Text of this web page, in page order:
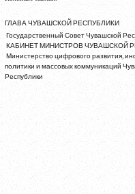
ГЛАВА ЧУВАШСКОЙ РЕСПУБЛИКИ
Государственный Совет Чувашской
КАБИНЕТ МИНИСТРОВ ЧУВАШСКОЙ
Министерство цифрового развития,
политики и массовых коммуникаций
Республики